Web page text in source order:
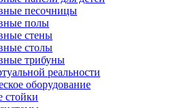
песочницы
полы
стены
столы
трибуны
реальности
оборудование
стойки